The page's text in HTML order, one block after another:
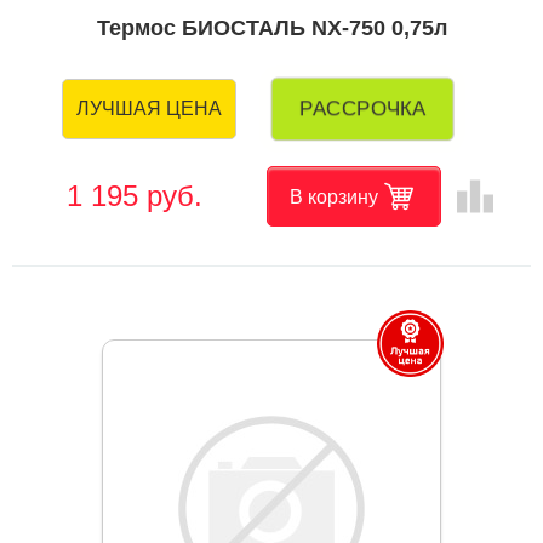
Термос БИОСТАЛЬ NX-750 0,75л
ЛУЧШАЯ ЦЕНА РАССРОЧКА
1 195 руб. В корзину leaderboard